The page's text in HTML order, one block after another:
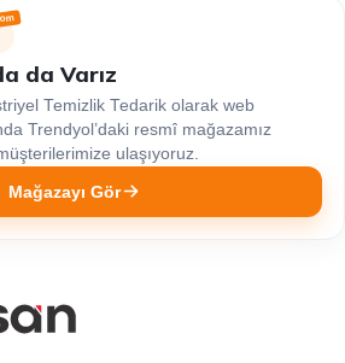
da Varız
Temizlik Tedarik olarak web
Trendyol’daki resmî mağazamız
ulaşıyoruz.
Mağazayı Gör